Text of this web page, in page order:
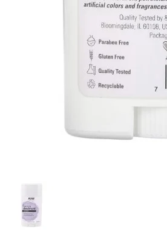
Creatina
Energie si Anduranta
Intra-Workout
Post-Workout
Pre-Workout (Oxid
Accesorii sport